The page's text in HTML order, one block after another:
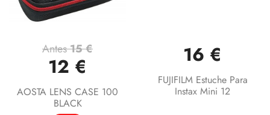
Antes15 €
12 €
AOSTA LENS CASE 100
BLACK
16 €
FUJIFILM Estuche Para
Instax Mini 12